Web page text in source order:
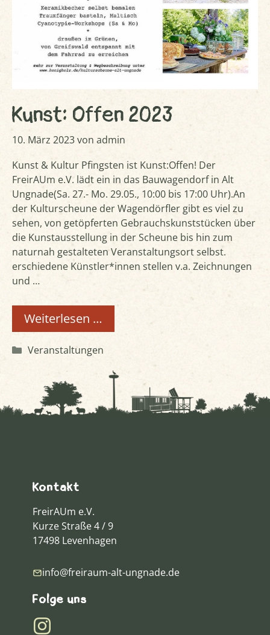
Kunst: Offen 2023
10. März 2023von admin
Kunst & Kultur Pfingsten ist Kunst:Offen! Der
FreirAUm e.V. lädt ein in das Bauwagendorf in Alt
Ungnade(Sa. 27.- Mo. 29.05., 10:00 bis 17:00 Uhr).An
der Kulturscheune der Wagendörfler gibt es viel zu
sehen, von getöpferten Gebrauchskunststücken über
die Kunstausstellung in der Scheune bis hin zum
naturnah gestalteten Veranstaltungsort selbst.
erschiedene Künstler*innen stellen v.a. Zeichnungen
und …
Weiterlesen …
Kategorien
Veranstaltungen
Kontakt
FreirAUm e.V.
Kurze Straße 4 / 9
17498 Levenhagen
info@freiraum-alt-ungnade.de
Folge uns